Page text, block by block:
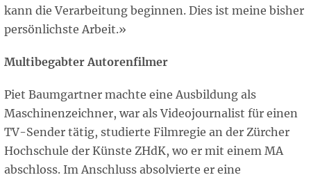
kann die Verarbeitung beginnen. Dies ist meine bisher
persönlichste Arbeit.»
Multibegabter Autorenfilmer
Piet Baumgartner machte eine Ausbildung als
Maschinenzeichner, war als Videojournalist für einen
TV-Sender tätig, studierte Filmregie an der Zürcher
Hochschule der Künste ZHdK, wo er mit einem MA
abschloss. Im Anschluss absolvierte er eine